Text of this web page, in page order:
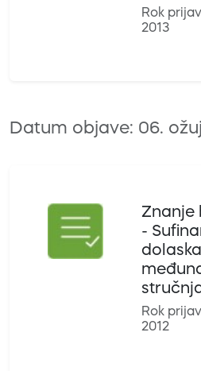
Rok
2013
Datum objave: 06.
Znanje
-
dolaska
Rok
2012